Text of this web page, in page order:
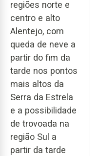
regiões norte e
centro e alto
Alentejo, com
queda de neve a
partir do fim da
tarde nos pontos
mais altos da
Serra da Estrela
e a possibilidade
de trovoada na
região Sul a
partir da tarde